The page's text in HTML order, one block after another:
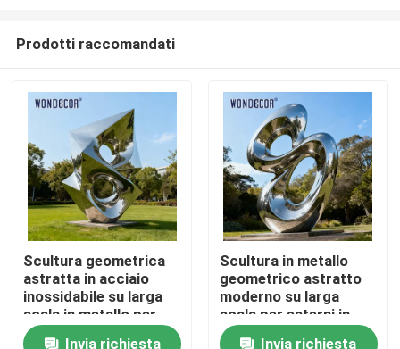
Casa
Prodotti
Chi siamo
Prodotti raccomandati
Scultura geometrica
astratta in acciaio
inossidabile su larga
scala in metallo per
parchi all&#39;aperto
Invia richiesta
Scultura in metallo
geometrico astratto
moderno su larga
scala per esterni in
acciaio inossidabile
Invia richiesta